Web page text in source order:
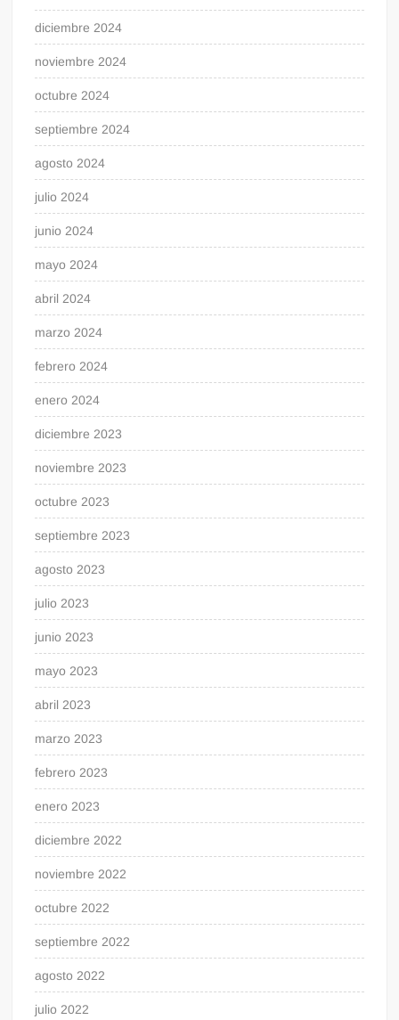
diciembre 2024
noviembre 2024
octubre 2024
septiembre 2024
agosto 2024
julio 2024
junio 2024
mayo 2024
abril 2024
marzo 2024
febrero 2024
enero 2024
diciembre 2023
noviembre 2023
octubre 2023
septiembre 2023
agosto 2023
julio 2023
junio 2023
mayo 2023
abril 2023
marzo 2023
febrero 2023
enero 2023
diciembre 2022
noviembre 2022
octubre 2022
septiembre 2022
agosto 2022
julio 2022